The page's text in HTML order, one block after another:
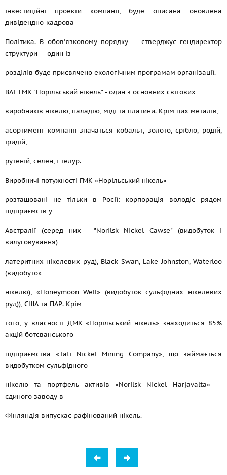
інвестиційні проекти компанії, буде описана оновлена
дивідендно-кадрова
Політика. В обов'язковому порядку — стверджує гендиректор
структури — один із
розділів буде присвячено екологічним програмам організації.
ВАТ ГМК "Норільський нікель" - один з основних світових
виробників нікелю, паладію, міді та платини. Крім цих металів,
асортимент компанії значаться кобальт, золото, срібло, родій,
іридій,
рутеній, селен, і телур.
Виробничі потужності ГМК «Норільський нікель»
розташовані не тільки в Росії: корпорація володіє рядом
підприємств у
Австралії (серед них - "Norilsk Nickel Cawse" (видобуток і
вилуговування)
латеритних нікелевих руд), Black Swan, Lake Johnston, Waterloo
(видобуток
нікелю), «Honeymoon Well» (видобуток сульфідних нікелевих
руд)), США та ПАР. Крім
того, у власності ДМК «Норільський нікель» знаходиться 85%
акцій ботсванського
підприємства «Tati Nickel Mining Company», що займається
видобутком сульфідного
нікелю та портфель активів «Norilsk Nickel Harjavalta» —
єдиного заводу в
Фінляндія випускає рафінований нікель.